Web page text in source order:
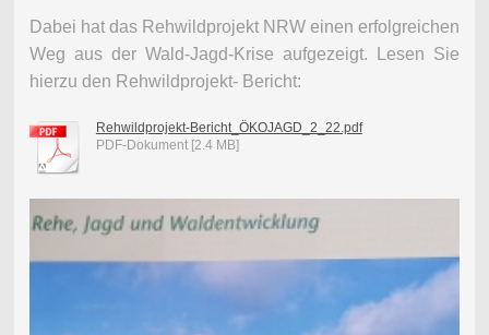
Dabei hat das Rehwildprojekt NRW einen erfolgreichen
Weg aus der Wald-Jagd-Krise aufgezeigt. Lesen Sie
hierzu den Rehwildprojekt- Bericht:
Rehwildprojekt-Bericht_ÖKOJAGD_2_22.pdf
PDF-Dokument [2.4 MB]